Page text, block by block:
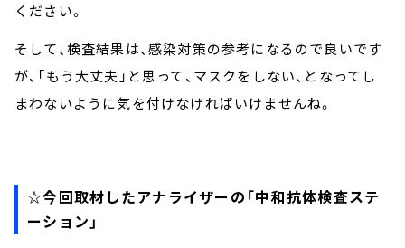
ください。
そして、検査結果は、感染対策の参考になるので良いです
が、「もう大丈夫」と思って、マスクをしない、となってし
まわないように気を付けなければいけませんね。
☆今回取材したアナライザーの「中和抗体検査ステ
ーション」